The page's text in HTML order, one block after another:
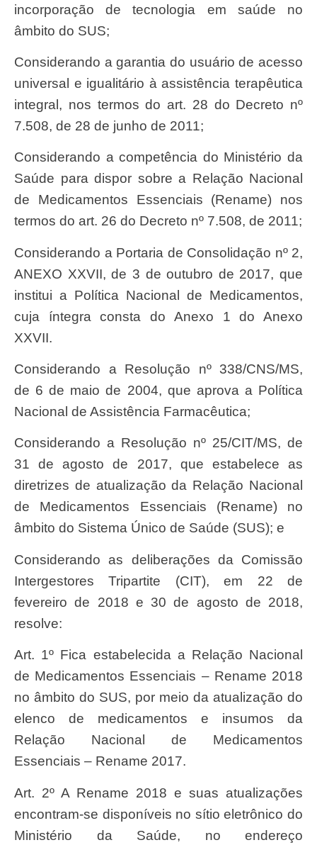
incorporação de tecnologia em saúde no
âmbito do SUS;
Considerando a garantia do usuário de acesso
universal e igualitário à assistência terapêutica
integral, nos termos do art. 28 do Decreto nº
7.508, de 28 de junho de 2011;
Considerando a competência do Ministério da
Saúde para dispor sobre a Relação Nacional
de Medicamentos Essenciais (Rename) nos
termos do art. 26 do Decreto nº 7.508, de 2011;
Considerando a Portaria de Consolidação nº 2,
ANEXO XXVII, de 3 de outubro de 2017, que
institui a Política Nacional de Medicamentos,
cuja íntegra consta do Anexo 1 do Anexo
XXVII.
Considerando a Resolução nº 338/CNS/MS,
de 6 de maio de 2004, que aprova a Política
Nacional de Assistência Farmacêutica;
Considerando a Resolução nº 25/CIT/MS, de
31 de agosto de 2017, que estabelece as
diretrizes de atualização da Relação Nacional
de Medicamentos Essenciais (Rename) no
âmbito do Sistema Único de Saúde (SUS); e
Considerando as deliberações da Comissão
Intergestores Tripartite (CIT), em 22 de
fevereiro de 2018 e 30 de agosto de 2018,
resolve:
Art. 1º Fica estabelecida a Relação Nacional
de Medicamentos Essenciais – Rename 2018
no âmbito do SUS, por meio da atualização do
elenco de medicamentos e insumos da
Relação Nacional de Medicamentos
Essenciais – Rename 2017.
Art. 2º A Rename 2018 e suas atualizações
encontram-se disponíveis no sítio eletrônico do
Ministério da Saúde, no endereço